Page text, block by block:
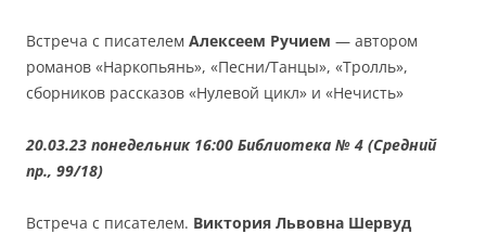
Встреча с писателем Алексеем Ручием — автором
романов «Наркопьянь», «Песни/Танцы», «Тролль»,
сборников рассказов «Нулевой цикл» и «Нечисть»
20.03.23 понедельник 16:00 Библиотека № 4 (Средний
пр., 99/18)
Встреча с писателем. Виктория Львовна Шервуд